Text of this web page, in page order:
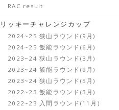
RAC result
リッキーチャレンジカップ
2024~25 狭山ラウンド(9月)
2024~25 飯能ラウンド(6月)
2023~24 狭山ラウンド(3月)
2023~24 飯能ラウンド(9月)
2023~24 狭山ラウンド(5月)
2022~23 飯能ラウンド(3月)
2022~23 入間ラウンド(11月)